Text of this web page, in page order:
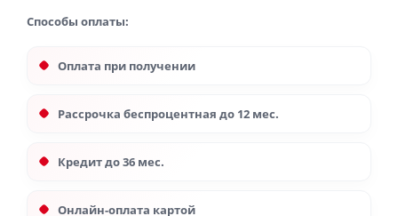
Способы оплаты:
Оплата при получении
Рассрочка беспроцентная до 12 мес.
Кредит до 36 мес.
Онлайн-оплата картой